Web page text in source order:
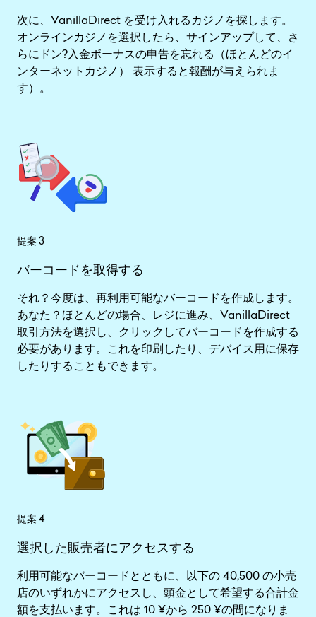
次に、VanillaDirect を受け入れるカジノを探します。
オンラインカジノを選択したら、サインアップして、さ
らにドン?入金ボーナスの申告を忘れる（ほとんどのイ
ンターネットカジノ） 表示すると報酬が与えられま
す）。
提案 3
バーコードを取得する
それ？今度は、再利用可能なバーコードを作成します。
あなた？ほとんどの場合、レジに進み、VanillaDirect
取引方法を選択し、クリックしてバーコードを作成する
必要があります。これを印刷したり、デバイス用に保存
したりすることもできます。
提案 4
選択した販売者にアクセスする
利用可能なバーコードとともに、以下の 40,500 の小売
店のいずれかにアクセスし、頭金として希望する合計金
額を支払います。これは 10 ¥から 250 ¥の間になりま